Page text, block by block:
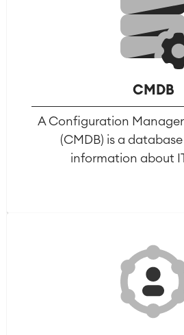
CMDB
A Configuration
(CMDB) is a
information about